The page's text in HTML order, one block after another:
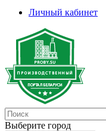
Личный кабинет
Выберите город